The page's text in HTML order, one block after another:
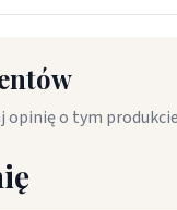
opinię o tym